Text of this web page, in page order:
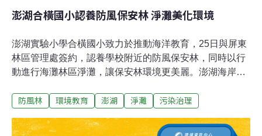
澎湖合橫國小認養防風保安林 淨灘美化環境
澎湖實驗小學合橫國小致力於推動海洋教育，25日與屏東
林區管理處簽約，認養學校附近的防風保安林，同時以行
動進行海灘林區淨灘，讓保安林環境更美麗。澎湖海岸地
飛砂防止及漁業保安林等公益功能的保護林，其相鄰的美
到海洋潮流影響，海岸線沙灘及相鄰海岸保安林更堆積許
防風林 環境教育 澎湖 淨灘 污染治理